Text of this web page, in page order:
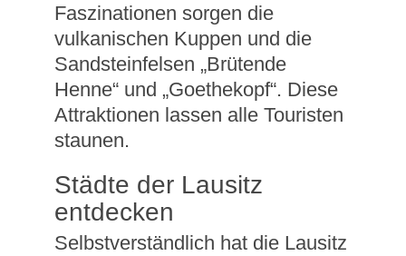
Faszinationen sorgen die
vulkanischen Kuppen und die
Sandsteinfelsen „Brütende
Henne“ und „Goethekopf“. Diese
Attraktionen lassen alle Touristen
staunen.
Städte der Lausitz
entdecken
Selbstverständlich hat die Lausitz